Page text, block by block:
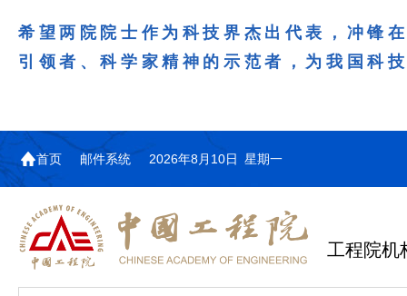
希望两院院士作为科技界杰出代表，冲锋
引领者、科学家精神的示范者，为我国科
首页 邮件系统 2026年8月10日 星期一
工程院机